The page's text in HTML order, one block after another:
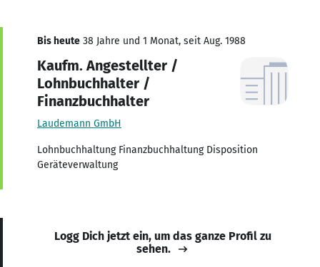
Bis heute 38 Jahre und 1 Monat, seit Aug. 1988
Kaufm. Angestellter /
Lohnbuchhalter /
Finanzbuchhalter
Laudemann GmbH
Lohnbuchhaltung Finanzbuchhaltung Disposition
Geräteverwaltung
Logg Dich jetzt ein, um das ganze Profil zu
sehen.